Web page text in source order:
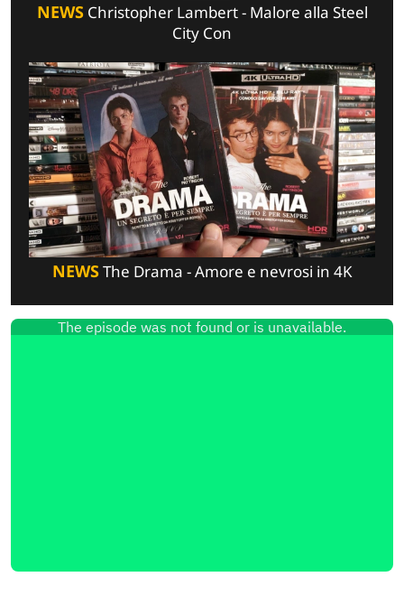
NEWSChristopher Lambert - Malore alla Steel
City Con
NEWSThe Drama - Amore e nevrosi in 4K